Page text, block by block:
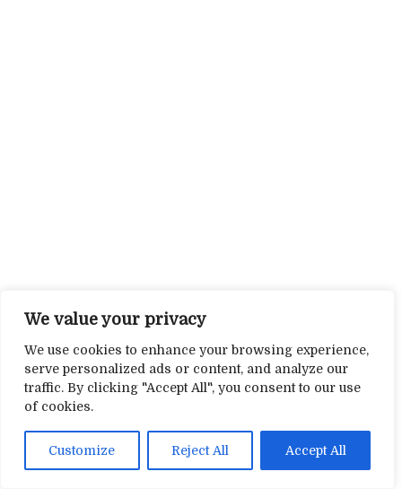
We value your privacy
We use cookies to enhance your browsing experience,
serve personalized ads or content, and analyze our
traffic. By clicking "Accept All", you consent to our use
of cookies.
Customize Reject All Accept All